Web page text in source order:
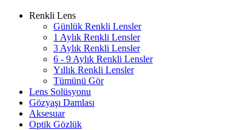
Renkli Lens
Günlük Renkli Lensler
1 Aylık Renkli Lensler
3 Aylık Renkli Lensler
6 - 9 Aylık Renkli Lensler
Yıllık Renkli Lensler
Tümünü Gör
Lens Solüsyonu
Gözyaşı Damlası
Aksesuar
Optik Gözlük